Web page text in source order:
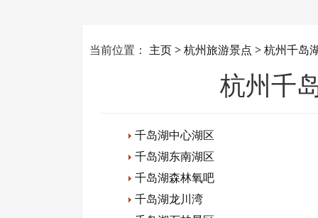
当前位置： 主页>杭州旅游景点 >杭州千岛
杭州千
千岛湖中心湖区
千岛湖东南湖区
千岛湖森林氧吧
千岛湖龙川湾